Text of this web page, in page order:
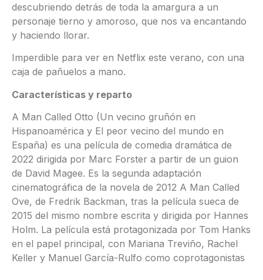
descubriendo detrás de toda la amargura a un
personaje tierno y amoroso, que nos va encantando
y haciendo llorar.
Imperdible para ver en Netflix este verano, con una
caja de pañuelos a mano.
Características y reparto
A Man Called Otto (Un vecino gruñón en
Hispanoamérica y El peor vecino del mundo en
España) es una película de comedia dramática de
2022 dirigida por Marc Forster a partir de un guion
de David Magee. Es la segunda adaptación
cinematográfica de la novela de 2012 A Man Called
Ove, de Fredrik Backman, tras la película sueca de
2015 del mismo nombre escrita y dirigida por Hannes
Holm. La película está protagonizada por Tom Hanks
en el papel principal, con Mariana Treviño, Rachel
Keller y Manuel García-Rulfo como coprotagonistas